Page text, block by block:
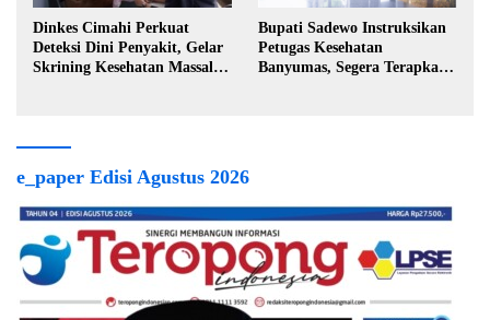
Dinkes Cimahi Perkuat
Deteksi Dini Penyakit, Gelar
Skrining Kesehatan Massal di
Bupati Sadewo Instruksikan
Petugas Kesehatan
Banyumas, Segera Terapkan
e_paper Edisi Agustus 2026